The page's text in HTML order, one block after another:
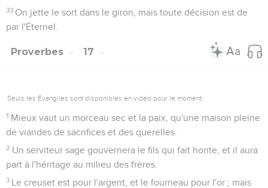
33 On jette le sort dans le giron, mais toute décision est de
par l'Éternel.
Proverbes 17
Seuls les Évangiles sont disponibles en vidéo pour le moment.
1 Mieux vaut un morceau sec et la paix, qu'une maison pleine
de viandes de sacrifices et des querelles.
2 Un serviteur sage gouvernera le fils qui fait honte, et il aura
part à l'héritage au milieu des frères.
3 Le creuset est pour l'argent, et le fourneau pour l'or ; mais